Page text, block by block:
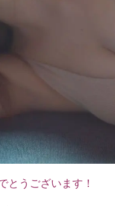
うございます！